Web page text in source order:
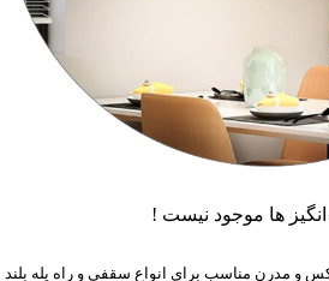
ها موجود نیست !
و مدرن مناسب برای انواع سقفی و راه پله بلند